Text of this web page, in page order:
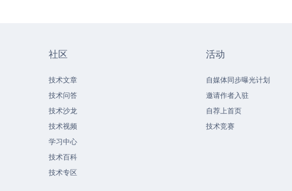
社区
技术文章
技术问答
技术沙龙
技术视频
学习中心
技术百科
技术专区
活动
自媒体同步曝光计划
邀请作者入驻
自荐上首页
技术竞赛